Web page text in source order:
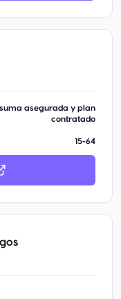
asegurada y plan
contratado
15-64